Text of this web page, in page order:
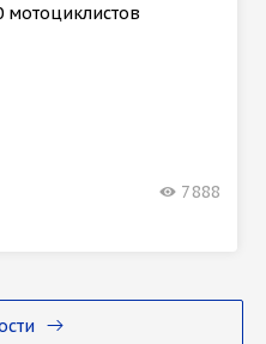
мотоциклистов
7888